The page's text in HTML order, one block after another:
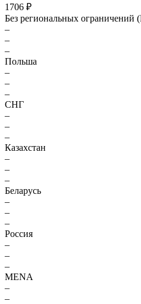
1706 ₽
Без региональных ограничений
–
–
–
Польша
–
–
–
СНГ
–
–
–
Казахстан
–
–
–
Беларусь
–
–
–
Россия
–
–
–
MENA
–
–